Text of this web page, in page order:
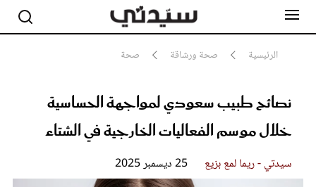
الرئيسية صحة ورشاقة صحة
نصائح طبيب سعودي لمواجهة الحساسية
خلال موسم الفعاليات الخارجية في الشتاء
سيدتي - ريما لمع بزيع 25 ديسمبر 2025
مشاهير
جمال
سيدتي وطفلك
لايف ستايل